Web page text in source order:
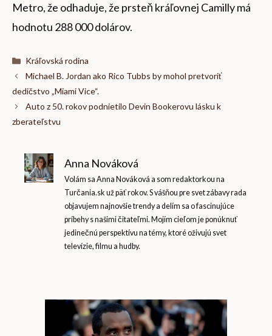
Metro, že odhaduje, že prsteň kráľovnej Camilly má
hodnotu 288 000 dolárov.
Kategórie
Kráľovská rodina
Michael B. Jordan ako Rico Tubbs by mohol pretvoriť
dedičstvo „Miami Vice“.
Auto z 50. rokov podnietilo Devin Bookerovu lásku k
zberateľstvu
Anna Nováková
Volám sa Anna Nováková a som redaktorkou na
Turčania.sk už päť rokov. S vášňou pre svet zábavy rada
objavujem najnovšie trendy a delím sa o fascinujúce
príbehy s našimi čitateľmi. Mojím cieľom je ponúknuť
jedinečnú perspektívu na témy, ktoré oživujú svet
televízie, filmu a hudby.